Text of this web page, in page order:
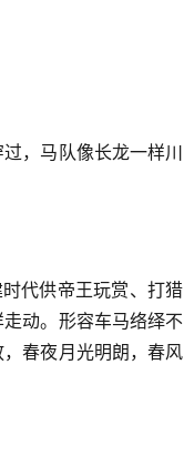
，马队像长龙一样川
代供帝王玩赏、打猎
动。形容车马络绎不
春夜月光明朗，春风